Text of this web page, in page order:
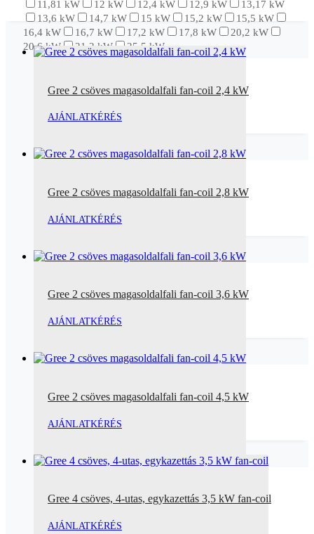
11,81 kW
12 kW 12,4 kW 12,9 kW
13,17 kW
13,6 kW
14,7 kW 15 kW 15,2 kW
15,5 kW
16,4 kW
16,7 kW 17,2 kW 17,8 kW
20,2 kW
20,6 kW
21,2 kW 25,5 kW
Gree 2 csöves magasoldalfali fan-coil 2,4 kW
AJÁNLATKÉRÉS
Gree 2 csöves magasoldalfali fan-coil 2,8 kW
AJÁNLATKÉRÉS
Gree 2 csöves magasoldalfali fan-coil 3,6 kW
AJÁNLATKÉRÉS
Gree 2 csöves magasoldalfali fan-coil 4,5 kW
AJÁNLATKÉRÉS
Gree 4 csöves, 4-utas, egykazettás 3,5 kW fan-coil
AJÁNLATKÉRÉS